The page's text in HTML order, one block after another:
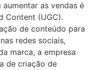
as vendas é
Content (UGC).
de conteúdo para
redes sociais,
marca, a empresa
de criação de